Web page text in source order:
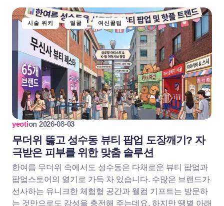
시술 위키 얼굴 여신꿀팁
yeotion 2026-08-03
무더위 뚫고 성수동 뷰티 팝업 도장깨기? 자
극받은 피부를 위한 맞춤 솔루션
한여름 무더위 속에서도 성수동은 다채로운 뷰티 팝업과
팝업스토어의 열기로 가득 차 있습니다. 수많은 브랜드가
선사하는 유니크한 체험형 공간과 웰컴 기프트는 방문하
는 것만으로도 감성을 충전해 주는데요. 하지만 땡볕 아래